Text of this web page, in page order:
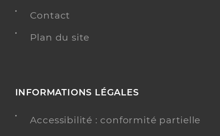
Contact
Plan du site
INFORMATIONS LÉGALES
Accessibilité : conformité partielle